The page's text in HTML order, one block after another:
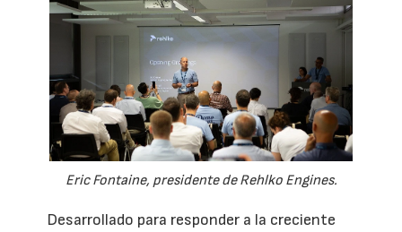
Eric Fontaine, presidente de Rehlko Engines.
Desarrollado para responder a la creciente